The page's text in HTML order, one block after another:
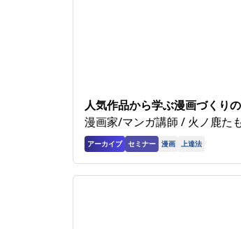
人気作品から学ぶ漫画づくり
漫画家/マンガ講師 / 火ノ鹿た
アーカイブ セミナー 漫画 上達法